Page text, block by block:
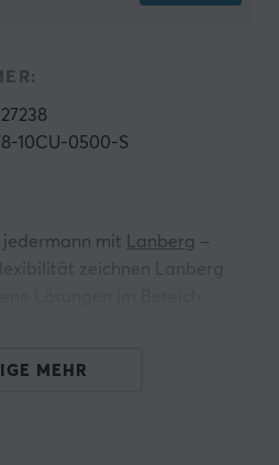
10CU-0500-S
jedermann mit Lanberg –
darauf, dass ihre
MEHR